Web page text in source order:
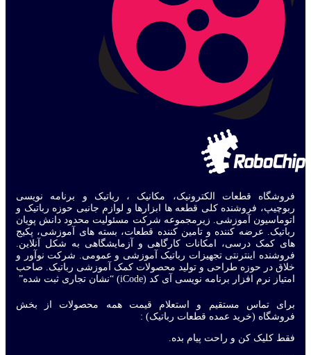
فروشگاه قطعات الکترونیک، مکانیک ، رباتیک و برنامه نویسی
ربوچیپ، فروشنده کلی قطعه ها ابزارها و لوازم جانبی حوزه رباتیک و
اتوماسیون آموزشی. زیرمجموعه شرکت مسئولیت محدود دانش پویان
رباتیک. عرضه کننده و تامین کننده قطعات، بسته های آموزشی، پکیج
های کمک درسی، امکانات کارگاهی و آزمایشگاهی به شکل آنلاین.
فروشنده اینترنتی تجهیزات رباتیک آموزشی و عمومی. شرکت نوآور و
خلاق در حوزه طراحی و تولید محصولات کمک آموزشی رباتیک. صاحب
امتیاز نرم افزار برنامه نویسی آی کد (iCode) “نشان تجاری ثبت شده”
برای تماس مستقیم و استعلام قیمت همه محصولات از بخش
فروشگاه (خرید عمده قطعات رباتیک) :
فقط کلیک کن و راحت پیام بده.